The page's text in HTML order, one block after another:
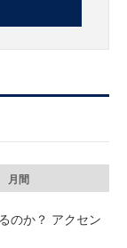
月間
のか？ アクセン